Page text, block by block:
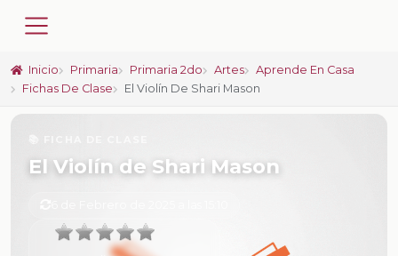
Inicio Primaria Primaria 2do Artes
Aprende En Casa
Fichas De Clase
El Violín De Shari Mason
El Violín de Shari Mason